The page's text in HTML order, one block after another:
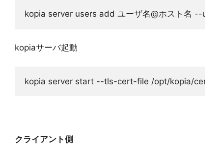
kopia server users add ユーザ名@ホスト名 --
kopiaサーバ起動
kopia server start --tls-cert-file /opt/kopia/
クライアント側